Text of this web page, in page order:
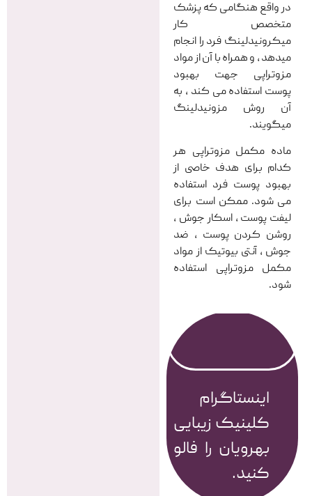
در واقع هنگامی که پزشک
متخصص کار
میکرونیدلینگ فرد را انجام
میدهد ، و همراه با آن از مواد
مزوتراپی جهت بهبود
پوست استفاده می کند ، به
آن روش مزونیدلینگ
میگویند.
ماده مکمل مزوتراپی هر
کدام برای هدف خاصی از
بهبود پوست فرد استفاده
می شود. ممکن است برای
لیفت پوست ، اسکار جوش ،
روشن کردن پوست ، ضد
جوش ، آنتی بیوتیک از مواد
مکمل مزوتراپی استفاده
شود.
اینستاگرام
کلینیک زیبایی
بهرویان را فالو
کنید.